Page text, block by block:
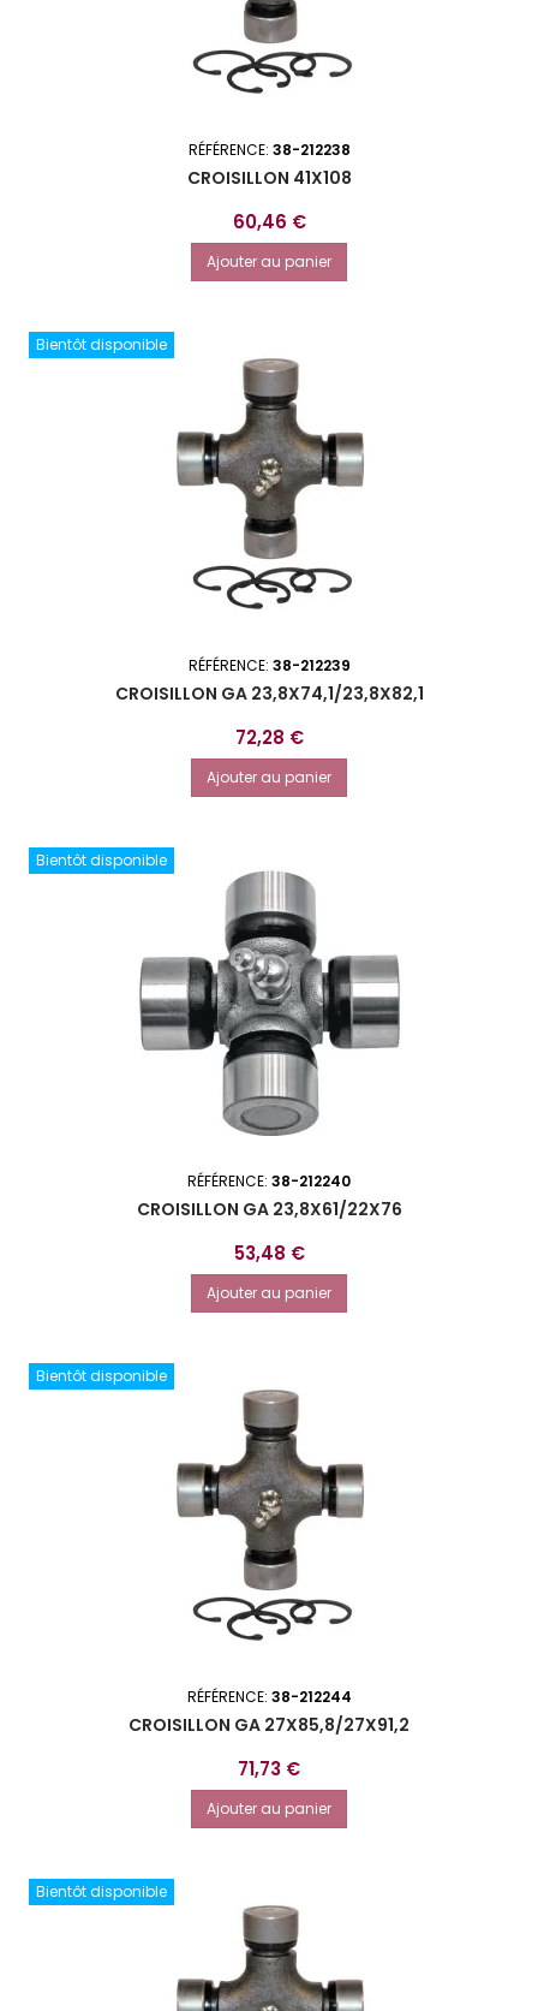
RÉFÉRENCE: 38-212238
CROISILLON 41X108
Prix
60,46 €
Ajouter au panier
Bientôt disponible
RÉFÉRENCE: 38-212239
CROISILLON GA 23,8X74,1/23,8X82,1
Prix
72,28 €
Ajouter au panier
Bientôt disponible
RÉFÉRENCE: 38-212240
CROISILLON GA 23,8X61/22X76
Prix
53,48 €
Ajouter au panier
Bientôt disponible
RÉFÉRENCE: 38-212244
CROISILLON GA 27X85,8/27X91,2
Prix
71,73 €
Ajouter au panier
Bientôt disponible